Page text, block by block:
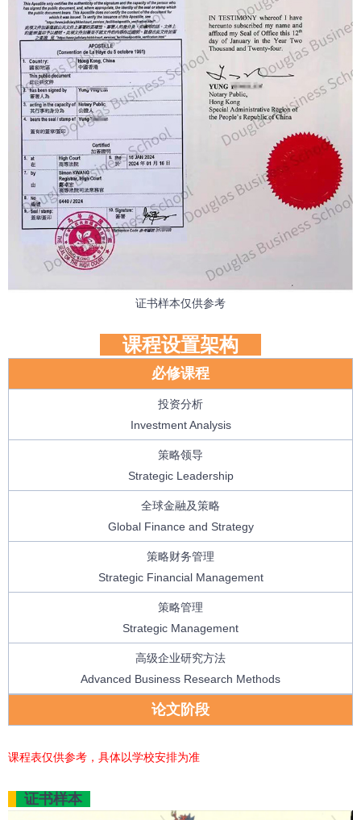
证书样本仅供参考
课程设置架构
必修课程
投资分析
Investment Analysis
策略领导
Strategic Leadership
全球金融及策略
Global Finance and Strategy
策略财务管理
Strategic Financial Management
策略管理
Strategic Management
高级企业研究方法
Advanced Business Research Methods
论文阶段
课程表仅供参考，具体以学校安排为准
证书样本